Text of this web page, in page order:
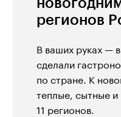
регионов
В ваших руках —
сделали
по стране. К
теплые, сытные
11 регионов.